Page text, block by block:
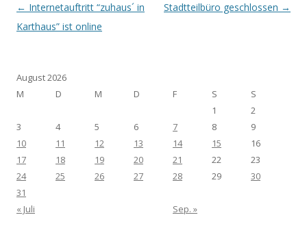
Post navigation
← Internetauftritt “zuhaus´ in
Karthaus” ist online
Stadtteilbüro geschlossen →
August 2026
M
D M D F S
S
1
2
3
4 5 6 7 8
9
10
11 12 13 14 15
16
17
18 19 20 21 22
23
24
25 26 27 28 29
30
31
« Juli
Sep. »